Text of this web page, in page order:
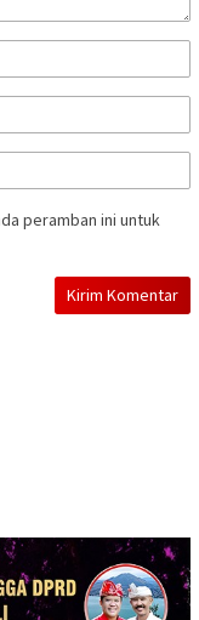
peramban ini untuk